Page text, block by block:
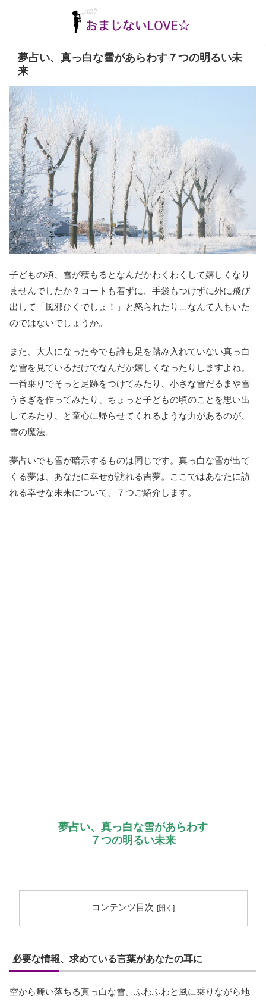
夢占い、真っ白な雪があらわす７つの明るい未
来
子どもの頃、雪が積もるとなんだかわくわくして嬉しくなり
ませんでしたか？コートも着ずに、手袋もつけずに外に飛び
出して「風邪ひくでしょ！」と怒られたり…なんて人もいた
のではないでしょうか。
また、大人になった今でも誰も足を踏み入れていない真っ白
な雪を見ているだけでなんだか嬉しくなったりしますよね。
一番乗りでそっと足跡をつけてみたり、小さな雪だるまや雪
うさぎを作ってみたり、ちょっと子どもの頃のことを思い出
してみたり、と童心に帰らせてくれるような力があるのが、
雪の魔法。
夢占いでも雪が暗示するものは同じです。真っ白な雪が出て
くる夢は、あなたに幸せが訪れる吉夢。ここではあなたに訪
れる幸せな未来について、７つご紹介します。
夢占い、真っ白な雪があらわす
７つの明るい未来
コンテンツ目次
必要な情報、求めている言葉があなたの耳に
空から舞い落ちる真っ白な雪。ふわふわと風に乗りながら地